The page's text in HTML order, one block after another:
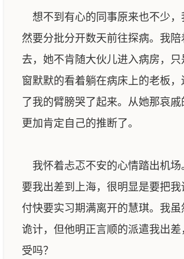
想不到有心的同事原来也不少，
然要分批分开数天前往探病。我陪
去，她不肯随大伙儿进入病房，只
窗默默的看着躺在病床上的老板
了我的臂膀哭了起来。从她那哀
更加肯定自己的推断了。
我怀着忐忑不安的心情踏出机场
要我出差到上海，很明显是要把
付快要实习期满离开的慧琪。我虽
诡计，但他明正言顺的派遣我出
受吗？